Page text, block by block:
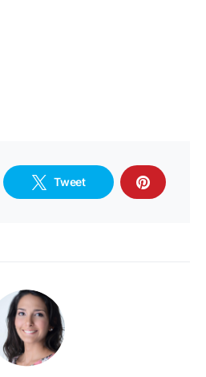
Tweet